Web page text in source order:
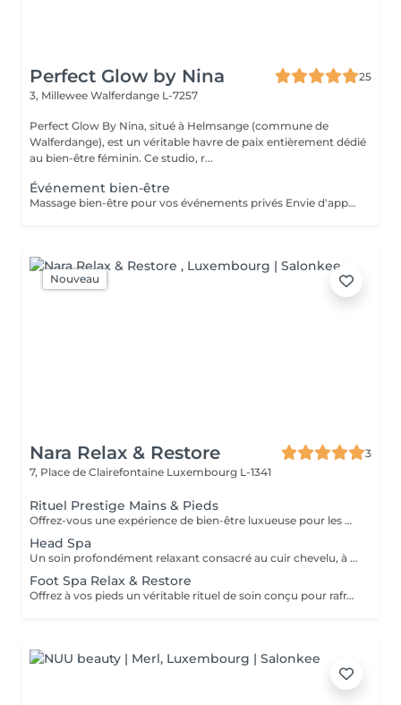
Perfect Glow by Nina
25
3, Millewee Walferdange L-7257
Perfect Glow By Nina, situé à Helmsange (commune de
Walferdange), est un véritable havre de paix entièrement dédié
au bien-être féminin. Ce studio, r...
Événement bien-être
Massage bien-être pour vos événements privés Envie d'apporter une touche de détente et d'originalité à votre événement ? Je propose des séances de massage bien-être lors de vos événements privés, dans une ambiance conviviale et relaxante. Idéal pour : Enterrement de vie de jeune fille (EVJF) Anniversaire Baby shower Journée entre amies Brunch bien-être Soirée privée Événement d'entreprise ou journée bien-être Toute autre occasion spéciale Chaque prestation est adaptée à votre événement et à vos envies, afin d'offrir à vos invités un véritable moment de relaxation. Pour connaître les formules disponibles, les tarifs ou obtenir un devis personnalisé, n'hésitez pas à me contacter.
Nouveau
Nara Relax & Restore
3
7, Place de Clairefontaine Luxembourg L-1341
Rituel Prestige Mains & Pieds
Offrez-vous une expérience de bien-être luxueuse pour les mains et les pieds, conçue pour laisser votre peau douce, nourrie et parfaitement revitalisée. Soin des Pieds (45 min) Bain de Pieds Gommage des Pieds Massage des Pieds Soin à la Paraffine Chaude Soin des Mains (30 min) Gommage des Mains Massage des Mains Soin à la Paraffine Chaude Ce soin associe exfoliation, massage et chaleur apaisante de la paraffine pour adoucir la peau, favoriser la détente et procurer une sensation durable de confort aux mains et aux pieds.
Head Spa
Un soin profondément relaxant consacré au cuir chevelu, à la tête, à la nuque et au bien-être général. Des techniques de massage douces aident à soulager les tensions, stimuler la circulation et procurer une agréable sensation de détente tout en prenant soin du cuir chevelu et des cheveux. Le soin comprend un massage relaxant du cuir chevelu, un shampooing et un séchage des cheveux. Idéal pour réduire le stress, relâcher les tensions et profiter d'un véritable moment de détente.
Foot Spa Relax & Restore
Offrez à vos pieds un véritable rituel de soin conçu pour rafraîchir, adoucir et restaurer leur confort. Ce traitement associe un bain de pieds relaxant, un gommage exfoliant, un masque nourrissant, un soin à la paraffine et un massage des pieds pour laisser la peau douce, fraîche et revitalisée. Idéal pour les pieds fatigués nécessitant une attention particulière.